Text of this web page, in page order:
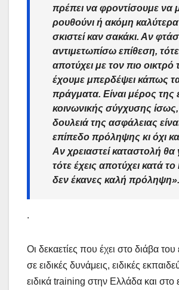
πρέπει να φροντίσουμε να
ρουθούνι ή ακόμη
σκιστεί καν σακάκι. Αν
αντιμετωπίσω επίθεση,
αποτύχει με τον πιο
έχουμε μπερδέψει κάπως
πράγματα. Είναι μέρος της
κοινωνικής σύγχυσης
δουλειά της ασφάλειας
επίπεδο πρόληψης κι όχι
Αν χρειαστεί καταστολή θα
τότε έχεις αποτύχει κατά το
δεν έκανες καλή πρόληψη».
.
Οι δεκαετίες που έχει στο διάβα του
σε ειδικές δυνάμεις, ειδικές
ειδικά training στην Ελλάδα και στο